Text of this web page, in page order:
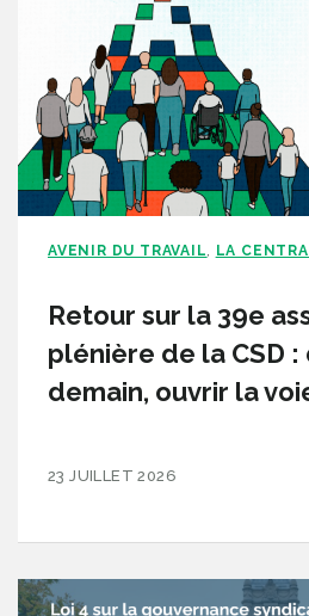
AVENIR DU TRAVAIL LA
Retour sur la 39e
plénière de la CSD :
demain, ouvrir la
23 JUILLET 2026